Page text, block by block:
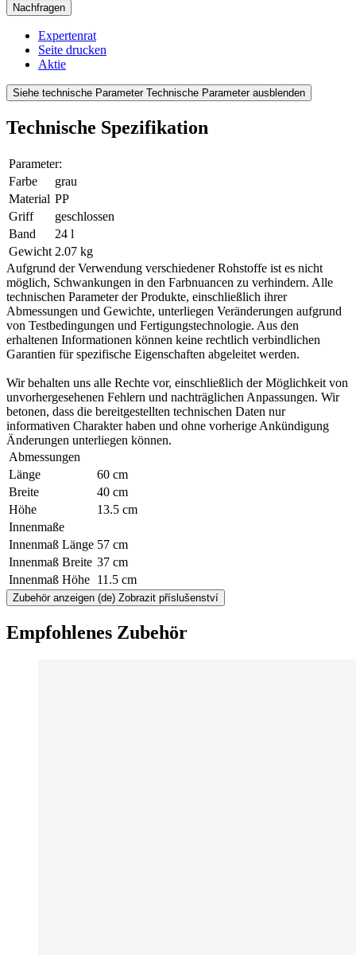
Nachfragen
Expertenrat
Seite drucken
Aktie
Siehe technische Parameter Technische Parameter ausblenden
Technische Spezifikation
Parameter:
Farbe
grau
Material PP
Griff
geschlossen
Band
24 l
Gewicht 2.07 kg
Aufgrund der Verwendung verschiedener Rohstoffe ist es nicht
möglich, Schwankungen in den Farbnuancen zu verhindern. Alle
technischen Parameter der Produkte, einschließlich ihrer
Abmessungen und Gewichte, unterliegen Veränderungen aufgrund
von Testbedingungen und Fertigungstechnologie. Aus den
erhaltenen Informationen können keine rechtlich verbindlichen
Garantien für spezifische Eigenschaften abgeleitet werden.
Wir behalten uns alle Rechte vor, einschließlich der Möglichkeit von
unvorhergesehenen Fehlern und nachträglichen Anpassungen. Wir
betonen, dass die bereitgestellten technischen Daten nur
informativen Charakter haben und ohne vorherige Ankündigung
Änderungen unterliegen können.
Abmessungen
Länge
60 cm
Breite
40 cm
Höhe
13.5 cm
Innenmaße
Innenmaß Länge 57 cm
Innenmaß Breite 37 cm
Innenmaß Höhe 11.5 cm
Zubehör anzeigen (de) Zobrazit příslušenství
Empfohlenes Zubehör